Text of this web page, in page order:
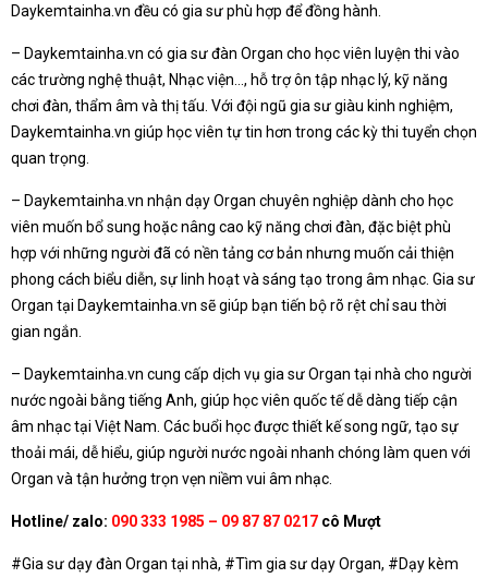
Daykemtainha.vn đều có gia sư phù hợp để đồng hành.
– Daykemtainha.vn có gia sư đàn Organ cho học viên luyện thi vào
các trường nghệ thuật, Nhạc viện…, hỗ trợ ôn tập nhạc lý, kỹ năng
chơi đàn, thẩm âm và thị tấu. Với đội ngũ gia sư giàu kinh nghiệm,
Daykemtainha.vn giúp học viên tự tin hơn trong các kỳ thi tuyển chọn
quan trọng.
– Daykemtainha.vn nhận dạy Organ chuyên nghiệp dành cho học
viên muốn bổ sung hoặc nâng cao kỹ năng chơi đàn, đặc biệt phù
hợp với những người đã có nền tảng cơ bản nhưng muốn cải thiện
phong cách biểu diễn, sự linh hoạt và sáng tạo trong âm nhạc. Gia sư
Organ tại Daykemtainha.vn sẽ giúp bạn tiến bộ rõ rệt chỉ sau thời
gian ngắn.
– Daykemtainha.vn cung cấp dịch vụ gia sư Organ tại nhà cho người
nước ngoài bằng tiếng Anh, giúp học viên quốc tế dễ dàng tiếp cận
âm nhạc tại Việt Nam. Các buổi học được thiết kế song ngữ, tạo sự
thoải mái, dễ hiểu, giúp người nước ngoài nhanh chóng làm quen với
Organ và tận hưởng trọn vẹn niềm vui âm nhạc.
Hotline/ zalo: 090 333 1985 – 09 87 87 0217 cô Mượt
#Gia sư dạy đàn Organ tại nhà, #Tìm gia sư dạy Organ, #Dạy kèm